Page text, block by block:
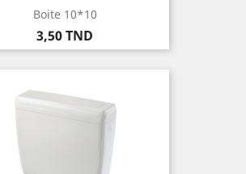
Boite 10*10
Prix
3,50 TND